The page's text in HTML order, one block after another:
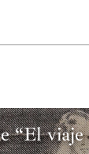
“El